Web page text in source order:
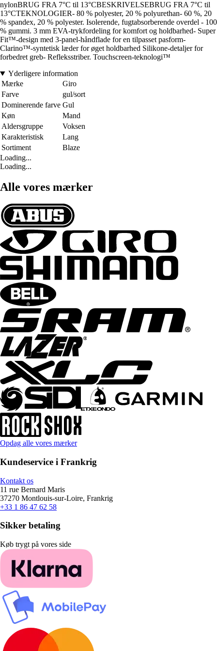
nylonBRUG FRA 7°C til 13°CBESKRIVELSEBRUG FRA 7°C til
13°CTEKNOLOGIER- 80 % polyester, 20 % polyurethan- 60 %, 20
% spandex, 20 % polyester. Isolerende, fugtabsorberende overdel - 100
% gummi. 3 mm EVA-trykfordeling for komfort og holdbarhed- Super
Fit™-design med 3-panel-håndflade for en tilpasset pasform-
Clarino™-syntetisk læder for øget holdbarhed Silikone-detaljer for
forbedret greb- Refleksstriber. Touchscreen-teknologi™
Yderligere information
Mærke
Giro
Farve
gul/sort
Dominerende farve Gul
Køn
Mand
Aldersgruppe
Voksen
Karakteristisk
Lang
Sortiment
Blaze
Loading...
Loading...
Alle vores mærker
Opdag alle vores mærker
Kundeservice i Frankrig
Kontakt os
11 rue Bernard Maris
37270 Montlouis-sur-Loire, Frankrig
+33 1 86 47 62 58
Sikker betaling
Køb trygt på vores side